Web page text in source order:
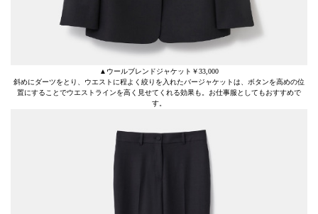
▲ウールブレンドジャケット￥33,000
斜めにダーツをとり、ウエストに程よく絞りを入れたバージャケットは、ボタンを高めの位
置にすることでウエストラインを高く見せてくれる効果も。お仕事服としてもおすすめで
す。